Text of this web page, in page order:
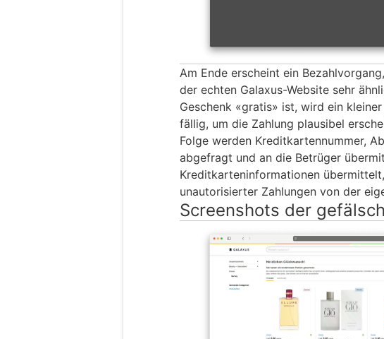
Am Ende erscheint ein
der echten Galaxus-Website sehr
Geschenk «gratis» ist, wird ein
fällig, um die Zahlung plausibel
Folge werden Kreditkartennummer,
abgefragt und an die Betrüger
Kreditkarteninformationen
unautorisierter Zahlungen von der
Screenshots der